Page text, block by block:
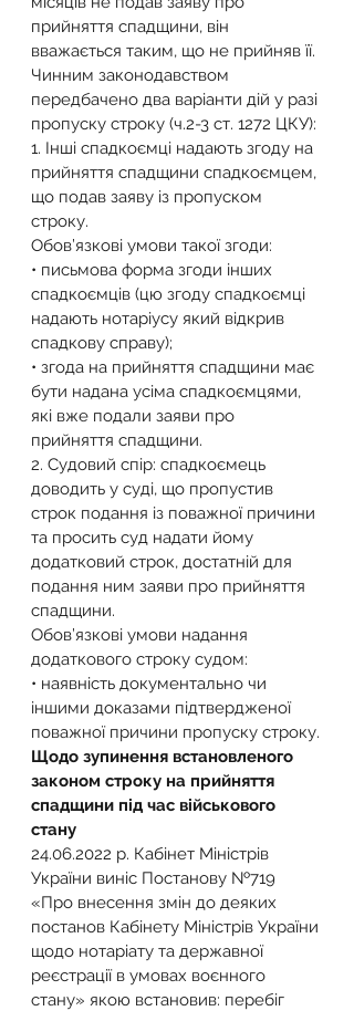
прийняття спадщини, він
вважається таким, що не прийняв її.
Чинним законодавством
передбачено два варіанти дій у разі
пропуску строку (ч.2-3 ст. 1272 ЦКУ):
1. Інші спадкоємці надають згоду на
прийняття спадщини спадкоємцем,
що подав заяву із пропуском
строку.
Обов’язкові умови такої згоди:
• письмова форма згоди інших
спадкоємців (цю згоду спадкоємці
надають нотаріусу який відкрив
спадкову справу);
• згода на прийняття спадщини має
бути надана усіма спадкоємцями,
які вже подали заяви про
прийняття спадщини.
2. Судовий спір: спадкоємець
доводить у суді, що пропустив
строк подання із поважної причини
та просить суд надати йому
додатковий строк, достатній для
подання ним заяви про прийняття
спадщини.
Обов’язкові умови надання
додаткового строку судом:
• наявність документально чи
іншими доказами підтвердженої
поважної причини пропуску строку.
Щодо зупинення встановленого
законом строку на прийняття
спадщини під час військового
стану
24.06.2022 р. Кабінет Міністрів
України виніс Постанову №719
«Про внесення змін до деяких
постанов Кабінету Міністрів України
щодо нотаріату та державної
реєстрації в умовах воєнного
стану» якою встановив: перебіг